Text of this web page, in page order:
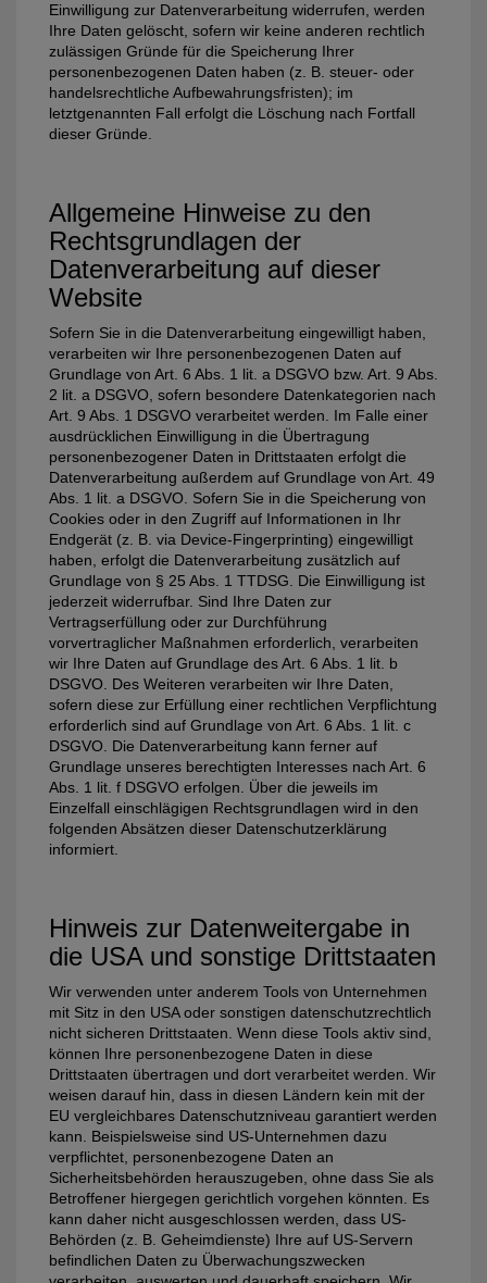
Einwilligung zur Datenverarbeitung widerrufen, werden
Ihre Daten gelöscht, sofern wir keine anderen rechtlich
zulässigen Gründe für die Speicherung Ihrer
personenbezogenen Daten haben (z. B. steuer- oder
handelsrechtliche Aufbewahrungsfristen); im
letztgenannten Fall erfolgt die Löschung nach Fortfall
dieser Gründe.
Allgemeine Hinweise zu den
Rechtsgrundlagen der
Datenverarbeitung auf dieser
Website
Sofern Sie in die Datenverarbeitung eingewilligt haben,
verarbeiten wir Ihre personenbezogenen Daten auf
Grundlage von Art. 6 Abs. 1 lit. a DSGVO bzw. Art. 9 Abs.
2 lit. a DSGVO, sofern besondere Datenkategorien nach
Art. 9 Abs. 1 DSGVO verarbeitet werden. Im Falle einer
ausdrücklichen Einwilligung in die Übertragung
personenbezogener Daten in Drittstaaten erfolgt die
Datenverarbeitung außerdem auf Grundlage von Art. 49
Abs. 1 lit. a DSGVO. Sofern Sie in die Speicherung von
Cookies oder in den Zugriff auf Informationen in Ihr
Endgerät (z. B. via Device-Fingerprinting) eingewilligt
haben, erfolgt die Datenverarbeitung zusätzlich auf
Grundlage von § 25 Abs. 1 TTDSG. Die Einwilligung ist
jederzeit widerrufbar. Sind Ihre Daten zur
Vertragserfüllung oder zur Durchführung
vorvertraglicher Maßnahmen erforderlich, verarbeiten
wir Ihre Daten auf Grundlage des Art. 6 Abs. 1 lit. b
DSGVO. Des Weiteren verarbeiten wir Ihre Daten,
sofern diese zur Erfüllung einer rechtlichen Verpflichtung
erforderlich sind auf Grundlage von Art. 6 Abs. 1 lit. c
DSGVO. Die Datenverarbeitung kann ferner auf
Grundlage unseres berechtigten Interesses nach Art. 6
Abs. 1 lit. f DSGVO erfolgen. Über die jeweils im
Einzelfall einschlägigen Rechtsgrundlagen wird in den
folgenden Absätzen dieser Datenschutzerklärung
informiert.
Hinweis zur Datenweitergabe in
die USA und sonstige Drittstaaten
Wir verwenden unter anderem Tools von Unternehmen
mit Sitz in den USA oder sonstigen datenschutzrechtlich
nicht sicheren Drittstaaten. Wenn diese Tools aktiv sind,
können Ihre personenbezogene Daten in diese
Drittstaaten übertragen und dort verarbeitet werden. Wir
weisen darauf hin, dass in diesen Ländern kein mit der
EU vergleichbares Datenschutzniveau garantiert werden
kann. Beispielsweise sind US-Unternehmen dazu
verpflichtet, personenbezogene Daten an
Sicherheitsbehörden herauszugeben, ohne dass Sie als
Betroffener hiergegen gerichtlich vorgehen könnten. Es
kann daher nicht ausgeschlossen werden, dass US-
Behörden (z. B. Geheimdienste) Ihre auf US-Servern
befindlichen Daten zu Überwachungszwecken